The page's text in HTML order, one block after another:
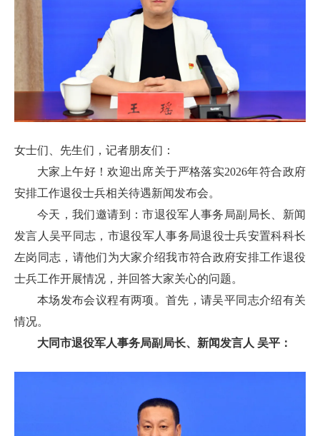
女士们、先生们，记者朋友们：
大家上午好！欢迎出席关于严格落实2026年符合政府
安排工作退役士兵相关待遇新闻发布会。
今天，我们邀请到：市退役军人事务局副局长、新闻
发言人吴平同志，市退役军人事务局退役士兵安置科科长
左岗同志，请他们为大家介绍我市符合政府安排工作退役
士兵工作开展情况，并回答大家关心的问题。
本场发布会议程有两项。首先，请吴平同志介绍有关
情况。
大同市退役军人事务局副局长、新闻发言人 吴平：